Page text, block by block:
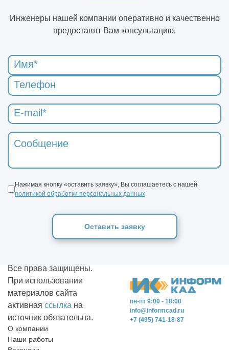
Инженеры нашей компании оперативно и качественно
предоставят Вам консультацию.
Нажимая кнопку «оставить заявку», Вы соглашаетесь с нашей
политикой обработки персональных данных
Оставить заявку
пн-пт 9:00 - 18:00
+7 (495) 741-18-87
info@informcad.ru
О компании
Наши работы
Все права защищены.
При использовании
материалов сайта
активная ссылка на
источник обязательна.